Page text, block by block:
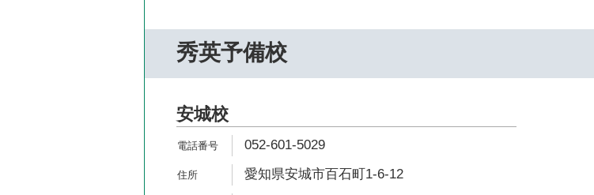
秀英予備校
安城校
052-601-5029
愛知県安城市百石町1-6-12